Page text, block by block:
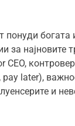
понуди богата
за најновите
CEO,
later),
и